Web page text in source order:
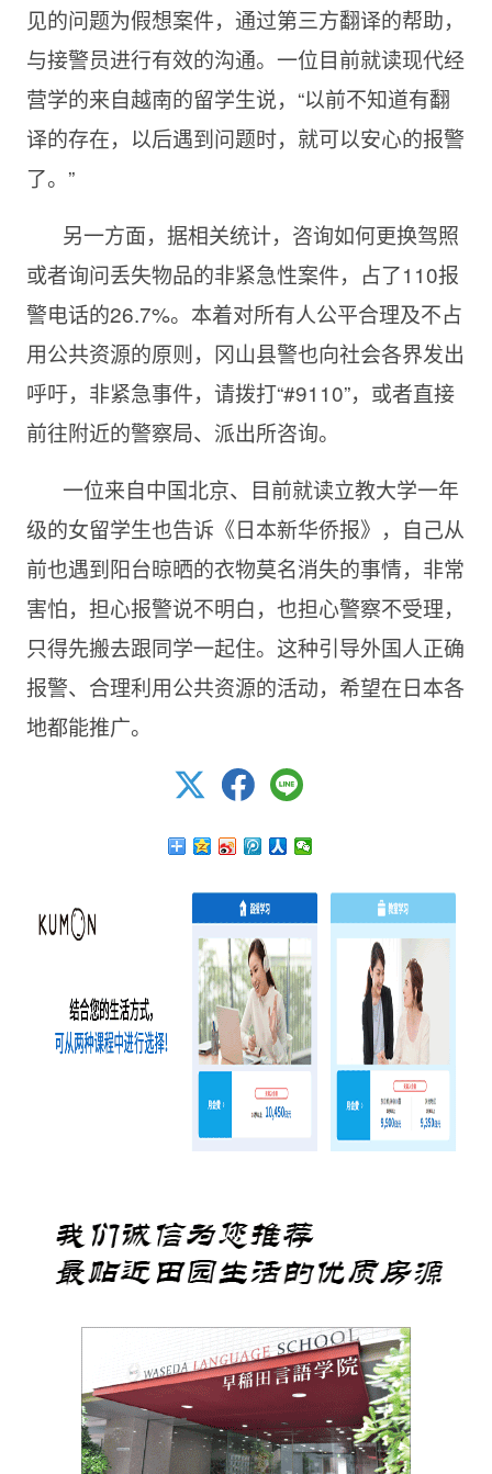
见的问题为假想案件，通过第三方翻译的帮助，
与接警员进行有效的沟通。一位目前就读现代经
营学的来自越南的留学生说，“以前不知道有翻
译的存在，以后遇到问题时，就可以安心的报警
了。”
另一方面，据相关统计，咨询如何更换驾照
或者询问丢失物品的非紧急性案件，占了110报
警电话的26.7%。本着对所有人公平合理及不占
用公共资源的原则，冈山县警也向社会各界发出
呼吁，非紧急事件，请拨打“#9110”，或者直接
前往附近的警察局、派出所咨询。
一位来自中国北京、目前就读立教大学一年
级的女留学生也告诉《日本新华侨报》，自己从
前也遇到阳台晾晒的衣物莫名消失的事情，非常
害怕，担心报警说不明白，也担心警察不受理，
只得先搬去跟同学一起住。这种引导外国人正确
报警、合理利用公共资源的活动，希望在日本各
地都能推广。